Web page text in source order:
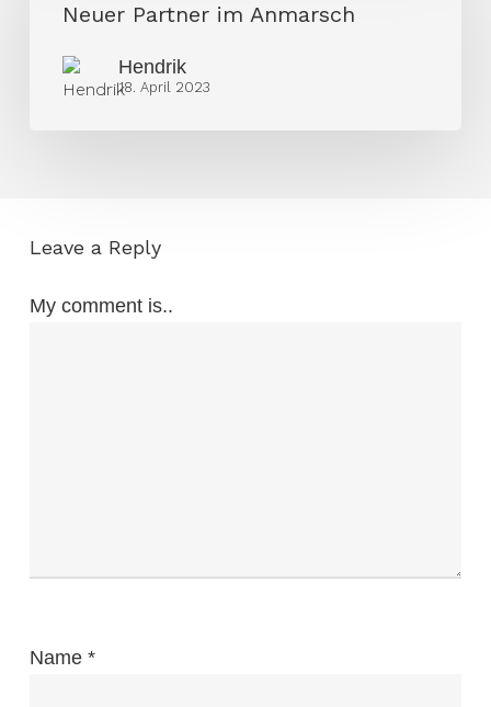
Neuer Partner im Anmarsch
Hendrik
18. April 2023
Leave a Reply
My comment is..
Name *